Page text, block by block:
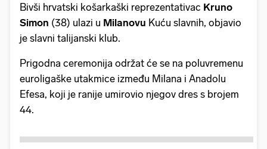
Bivši hrvatski košarkaški reprezentativac Kruno
Simon (38) ulazi u Milanovu Kuću slavnih, objavio
je slavni talijanski klub.
Prigodna ceremonija održat će se na poluvremenu
euroligaške utakmice između Milana i Anadolu
Efesa, koji je ranije umirovio njegov dres s brojem
44.